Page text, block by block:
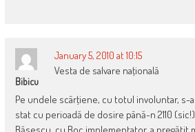
Bibicu
January 5, 2010 at 10:15
Vesta de salvare naţională
Pe undele scârţiene, cu totul involuntar, s-
stat cu perioadă de dosire până-n 2110